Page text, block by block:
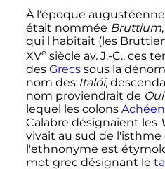
À l'époque
était nommée Bruttium
qui l'habitait (les
XVe siècle av. J.-C., ces
des Grecssous la
nom des Italói,
nom proviendrait de
lequel les colons
Calabre désignaient les
vivait au sud de
l'ethnonyme est
mot grec désignant le